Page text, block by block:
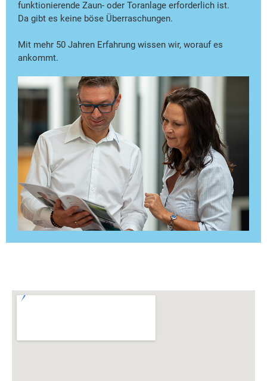
funktionierende Zaun- oder Toranlage erforderlich ist.
Da gibt es keine böse Überraschungen.
Mit mehr 50 Jahren Erfahrung wissen wir, worauf es
ankommt.